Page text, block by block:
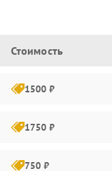
Стоимость
1500 ₽
1750 ₽
750 ₽